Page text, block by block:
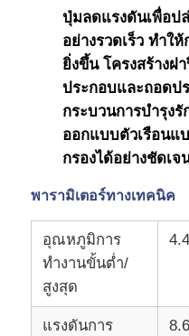
ตัวยึด RO
ปุ่มลดแรงดันเพื่อป
อย่างรวดเร็ว ทำใ
ยิ่งขึ้น โครงสร้างฝ
ประกอบและถอดป
กระบวนการบำรุง
ออกแบบตัวเรือนแ
กรองได้อย่างชัดเ
พารามิเตอร์ทางเทคนิค
อุณหภูมิการ
ทำงานขั้นต่ำ/
สูงสุด
แรงดันการ